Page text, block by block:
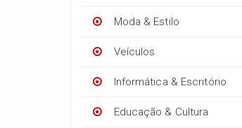
Moda & Estilo
Veículos
Informática & Escritório
Educação & Cultura